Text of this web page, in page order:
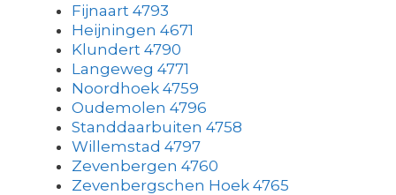
Fijnaart 4793
Heijningen 4671
Klundert 4790
Langeweg 4771
Noordhoek 4759
Oudemolen 4796
Standdaarbuiten 4758
Willemstad 4797
Zevenbergen 4760
Zevenbergschen Hoek 4765